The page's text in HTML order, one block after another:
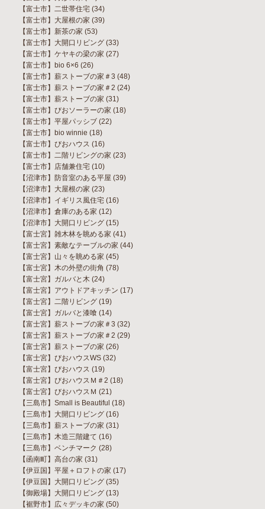
【富士市】二世帯住宅 (34)
【富士市】大屋根の家 (39)
【富士市】新茶の家 (53)
【富士市】大開口リビング (33)
【富士市】ケヤキの梁の家 (27)
【富士市】bio 6×6 (26)
【富士市】薪ストーブの家＃3 (48)
【富士市】薪ストーブの家＃2 (24)
【富士市】薪ストーブの家 (31)
【富士市】びおソーラーの家 (18)
【富士市】平屋パッシブ (22)
【富士市】bio winnie (18)
【富士市】びおハウス (16)
【富士市】二階リビングの家 (23)
【富士市】店舗兼住宅 (10)
【沼津市】防音室のある平屋 (39)
【沼津市】大屋根の家 (23)
【沼津市】イギリス風住宅 (16)
【沼津市】倉庫のある家 (12)
【沼津市】大開口リビング (15)
【富士宮】雑木林を眺める家 (41)
【富士宮】素敵なテーブルの家 (44)
【富士宮】山々を眺める家 (45)
【富士宮】木の外壁の街角 (78)
【富士宮】ガルバと木 (24)
【富士宮】アウトドアキッチン (17)
【富士宮】二階リビング (19)
【富士宮】ガルバと漆喰 (14)
【富士宮】薪ストーブの家＃3 (32)
【富士宮】薪ストーブの家＃2 (29)
【富士宮】薪ストーブの家 (26)
【富士宮】びおハウスWS (32)
【富士宮】びおハウス (19)
【富士宮】びおハウスＭ＃2 (18)
【富士宮】びおハウスＭ (21)
【三島市】Small is Beautiful (18)
【三島市】大開口リビング (16)
【三島市】薪ストーブの家 (31)
【三島市】木造三階建て (16)
【三島市】ベンチマーク (28)
【函南町】高台の家 (31)
【伊豆国】平屋＋ロフトの家 (17)
【伊豆国】大開口リビング (35)
【御殿場】大開口リビング (13)
【裾野市】広々デッキの家 (50)